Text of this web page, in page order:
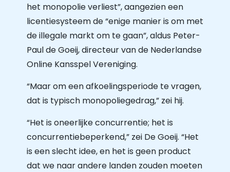
het monopolie verliest”, aangezien een
licentiesysteem de “enige manier is om met
de illegale markt om te gaan”, aldus Peter-
Paul de Goeij, directeur van de Nederlandse
Online Kansspel Vereniging.
“Maar om een afkoelingsperiode te vragen,
dat is typisch monopoliegedrag,” zei hij.
“Het is oneerlijke concurrentie; het is
concurrentiebeperkend,” zei De Goeij. “Het
is een slecht idee, en het is geen product
dat we naar andere landen zouden moeten